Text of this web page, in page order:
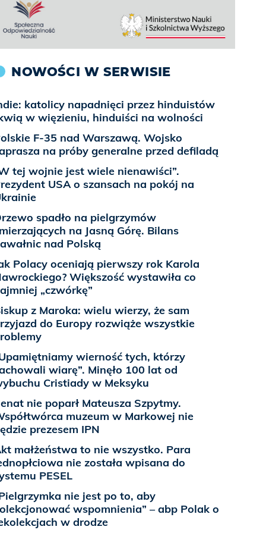
NOWOŚCI W SERWISIE
katolicy napadnięci przez hinduistów
w więzieniu, hinduiści na wolności
F-35 nad Warszawą. Wojsko
na próby generalne przed defiladą
tej wojnie jest wiele nienawiści”.
USA o szansach na pokój na
spadło na pielgrzymów
na Jasną Górę. Bilans
nad Polską
Polacy oceniają pierwszy rok Karola
Większość wystawiła co
„czwórkę”
z Maroka: wielu wierzy, że sam
do Europy rozwiąże wszystkie
wierność tych, którzy
wiarę”. Minęło 100 lat od
Cristiady w Meksyku
nie poparł Mateusza Szpytmy.
muzeum w Markowej nie
prezesem IPN
małżeństwa to nie wszystko. Para
nie została wpisana do
PESEL
nie jest po to, aby
wspomnienia” – abp Polak o
w drodze